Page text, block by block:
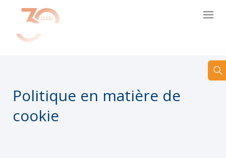
Politique en matière de
cookie